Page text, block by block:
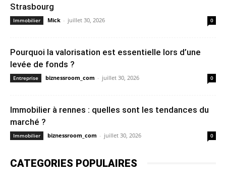
Strasbourg
Immobilier Mick - juillet 30, 2026 0
Pourquoi la valorisation est essentielle lors d’une
levée de fonds ?
Entreprise biznessroom_com - juillet 30, 2026 0
Immobilier à rennes : quelles sont les tendances du
marché ?
Immobilier biznessroom_com - juillet 30, 2026 0
CATEGORIES POPULAIRES